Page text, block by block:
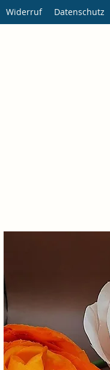
Widerruf Datenschutz